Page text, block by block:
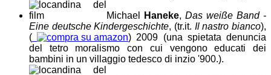
Michael Haneke, Das weiße Band -
Eine deutsche Kindergeschichte, (tr.it. Il nastro bianco),
(
) 2009 (una spietata denuncia
del tetro moralismo con cui vengono educati dei
bambini in un villaggio tedesco di inzio '900.).